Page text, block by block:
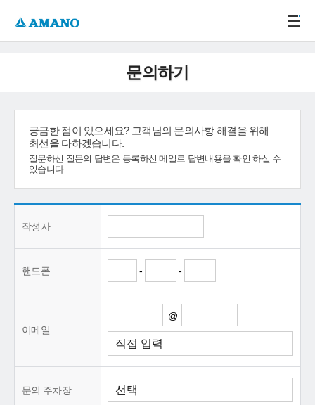
문의하기
궁금한 점이 있으세요? 고객님의 문의사항 해결을 위해
최선을 다하겠습니다.
질문하신 질문의 답변은 등록하신 메일로 답변내용을 확인 하실 수
있습니다.
작성자
핸드폰 - -
이메일
@
문의 주차장